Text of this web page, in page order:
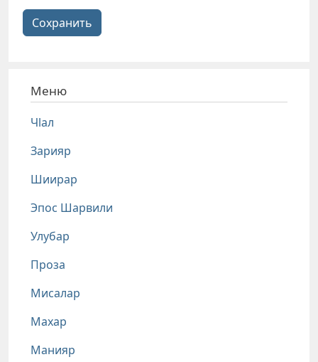
Сохранить
Меню
Чlал
Зарияр
Шиирар
Эпос Шарвили
Улубар
Проза
Мисалар
Махар
Манияр